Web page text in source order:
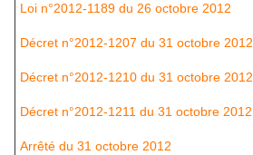
Loi n°2012-1189 du 26 octobre 2012
Décret n°2012-1207 du 31 octobre 2012
Décret n°2012-1210 du 31 octobre 2012
Décret n°2012-1211 du 31 octobre 2012
Arrêté du 31 octobre 2012